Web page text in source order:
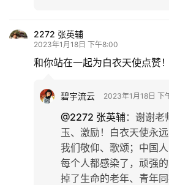
题
2272 张英辅
2023年1月18日 下午8:00
和你站在一起为白衣天使点赞！
碧宇流云 2023年1月18日 下
@2272 张英辅： 谢谢老
玉、激励！白衣天使永
我们敬仰、歌颂；中国
每个人都感染了，顽强
掉了生命的老年、青年